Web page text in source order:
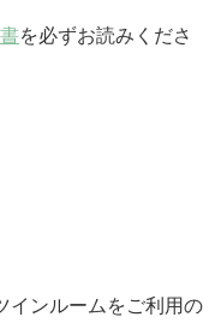
を必ずお読みくださ
インルームをご利用の